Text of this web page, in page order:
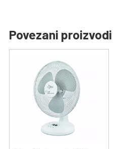
Povezani proizvodi